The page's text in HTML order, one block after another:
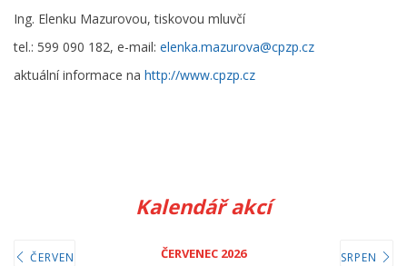
Ing. Elenku Mazurovou, tiskovou mluvčí
tel.: 599 090 182, e-mail: elenka.mazurova@cpzp.cz
aktuální informace na http://www.cpzp.cz
Kalendář akcí
ČERVEN ČERVENEC 2026 SRPEN